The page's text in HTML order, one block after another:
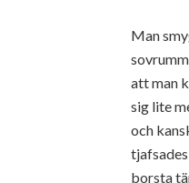
Man
att man
sig lite
och
borsta